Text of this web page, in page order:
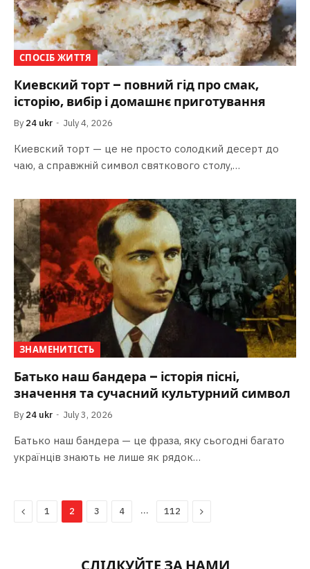
СПОСІБ ЖИТТЯ
Киевский торт – повний гід про смак,
історію, вибір і домашнє приготування
By 24 ukr July 4, 2026
Киевский торт — це не просто солодкий десерт до
чаю, а справжній символ святкового столу,…
ЗНАМЕНИТІСТЬ
Батько наш бандера – історія пісні,
значення та сучасний культурний символ
By 24 ukr July 3, 2026
Батько наш бандера — це фраза, яку сьогодні багато
українців знають не лише як рядок…
Previous
1 2 3 4 … 112 Next